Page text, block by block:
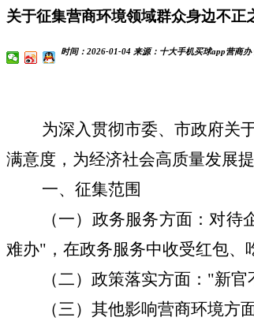
关于征集营商环境领域群众身边不正
时间： 2026-01-04 来源： 十大手机买球app营商办
为深入贯彻市委、市政府关
满意度，为经济社会高质量发展
一、征集范围
（一）政务服务方面： 对待
难办"，在政务服务中收受红包、
（二）政策落实方面： "新官
（三 ）其他影响营商环境方